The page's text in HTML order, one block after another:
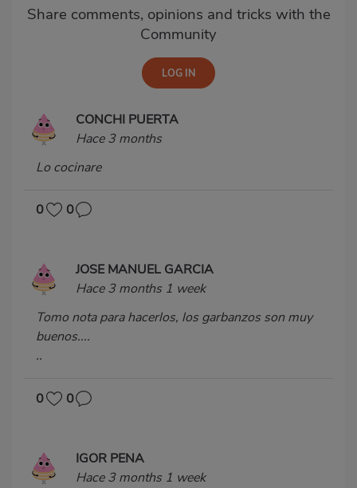
Share comments, opinions and tricks with the
Community
CONCHI PUERTA
Hace 3 months
Lo cocinare
0 0
JOSE MANUEL GARCIA
Hace 3 months 1 week
Tomo nota para hacerlos, los garbanzos son muy
buenos....
..
0 0
IGOR PENA
Hace 3 months 1 week